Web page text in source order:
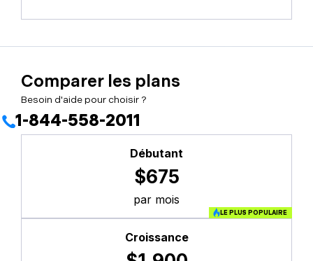
Comparer les plans
Besoin d'aide pour choisir ?
1-844-558-2011
Débutant
$675
par mois
LE PLUS POPULAIRE
Croissance